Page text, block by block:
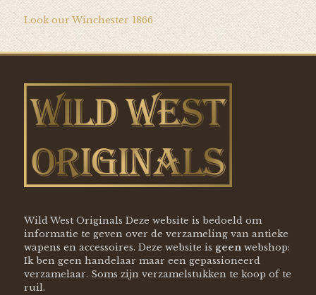
Look our Winchester 1866
Wild West Originals Deze website is bedoeld om
informatie te geven over de verzameling van antieke
wapens en accessoires. Deze website is geenwebshop:
Ik ben geen handelaar maar een gepassioneerd
verzamelaar. Soms zijn verzamelstukken te koop of te
ruil.